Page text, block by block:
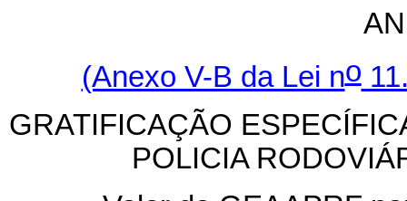
(Anexo V-B da Lei no
GRATIFICAÇÃO
POLICIA